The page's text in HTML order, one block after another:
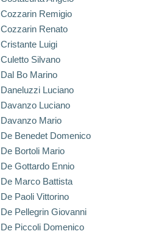
Cozzarin Remigio
Cozzarin Renato
Cristante Luigi
Culetto Silvano
Dal Bo Marino
Daneluzzi Luciano
Davanzo Luciano
Davanzo Mario
De Benedet Domenico
De Bortoli Mario
De Gottardo Ennio
De Marco Battista
De Paoli Vittorino
De Pellegrin Giovanni
De Piccoli Domenico